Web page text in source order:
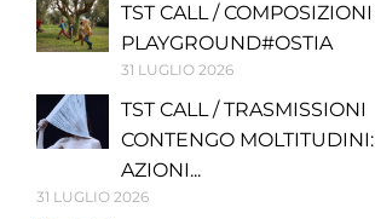
TST CALL / COMPOSIZIONI
PLAYGROUND#OSTIA
31 LUGLIO 2026
TST CALL / TRASMISSIONI
CONTENGO MOLTITUDINI:
AZIONI...
31 LUGLIO 2026